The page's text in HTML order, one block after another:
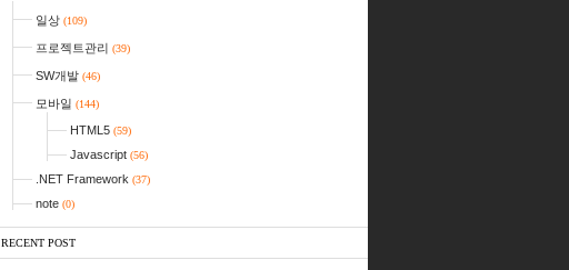
일상 (109)
프로젝트관리 (39)
SW개발 (46)
모바일 (144)
HTML5 (59)
Javascript (56)
.NET Framework (37)
note (0)
RECENT POST